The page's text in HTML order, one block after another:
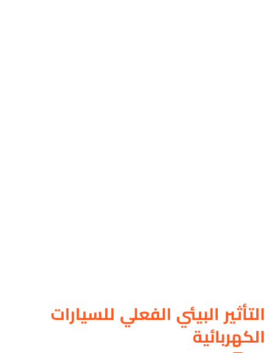
التأثير البيئي الفعلي للسيارات
الكهربائية